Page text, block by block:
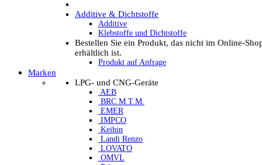
Additive & Dichtstoffe
Additive
Klebstoffe und Dichtstoffe
Bestellen Sie ein Produkt, das nicht im Online-
erhältlich ist.
Produkt auf Anfrage
Marken
LPG- und CNG-Geräte
AEB
BRC M.T.M.
EMER
IMPCO
Keihin
Landi Renzo
LOVATO
OMVL